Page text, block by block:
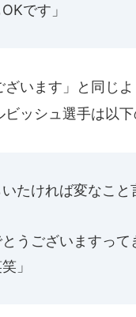
です」
います」と同じ
ッシュ選手は以下
たければ変なこ
うございますっ
」